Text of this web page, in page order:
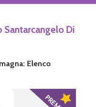
Di
Elenco